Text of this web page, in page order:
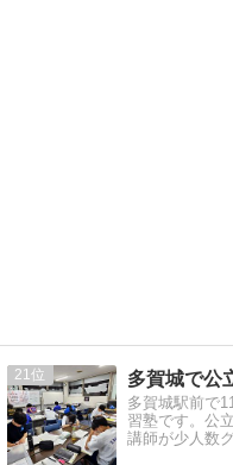
21
多賀城駅前で
習塾です。公
講師が少人数